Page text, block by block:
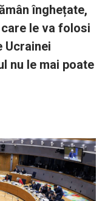
înghețate,
le va folosi
Ucrainei
nu le mai poate